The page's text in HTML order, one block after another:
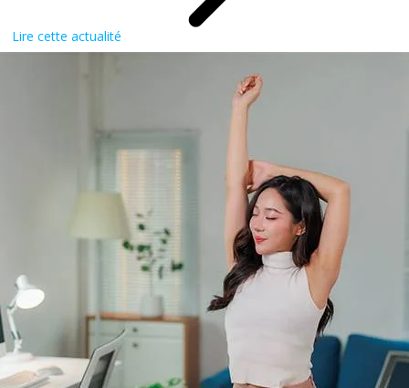
Lire cette actualité